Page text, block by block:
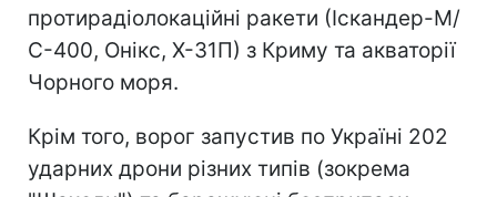
протирадіолокаційні ракети (Іскандер-М/
С-400, Онікс, Х-31П) з Криму та акваторії
Чорного моря.
Крім того, ворог запустив по Україні 202
ударних дрони різних типів (зокрема